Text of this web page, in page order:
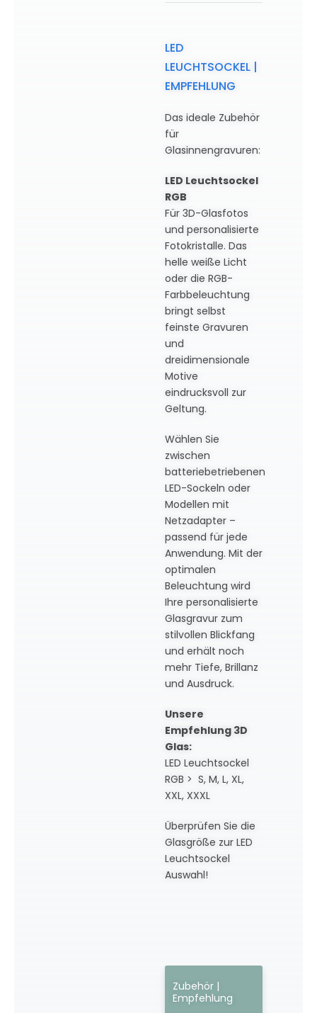
LED
LEUCHTSOCKEL |
EMPFEHLUNG
Das ideale Zubehör
für
Glasinnengravuren:
LED Leuchtsockel
RGB
Für 3D-Glasfotos
und personalisierte
Fotokristalle. Das
helle weiße Licht
oder die RGB-
Farbbeleuchtung
bringt selbst
feinste Gravuren
und
dreidimensionale
Motive
eindrucksvoll zur
Geltung.
Wählen Sie
zwischen
batteriebetriebenen
LED-Sockeln oder
Modellen mit
Netzadapter –
passend für jede
Anwendung. Mit der
optimalen
Beleuchtung wird
Ihre personalisierte
Glasgravur zum
stilvollen Blickfang
und erhält noch
mehr Tiefe, Brillanz
und Ausdruck.
Unsere
Empfehlung 3D
Glas:
LED Leuchtsockel
RGB > S, M, L, XL,
XXL, XXXL
Überprüfen Sie die
Glasgröße zur LED
Leuchtsockel
Auswahl!
Zubehör |
Empfehlung